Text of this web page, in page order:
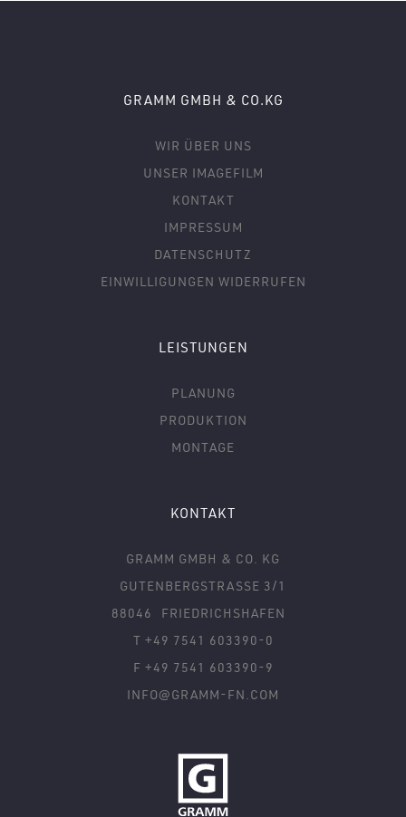
GRAMM GMBH & CO.KG
WIR ÜBER UNS
UNSER IMAGEFILM
KONTAKT
IMPRESSUM
DATENSCHUTZ
EINWILLIGUNGEN WIDERRUFEN
LEISTUNGEN
PLANUNG
PRODUKTION
MONTAGE
KONTAKT
GRAMM GMBH & CO. KG
GUTENBERGSTRASSE 3/1
88046
FRIEDRICHSHAFEN
T +49 7541 603390-0
F +49 7541 603390-9
INFO@GRAMM-FN.COM